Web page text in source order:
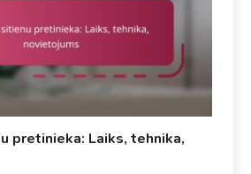
pretinieka: Laiks, tehnika,